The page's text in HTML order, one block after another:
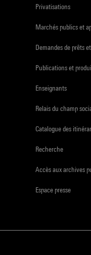
Privatisations
Marchés publics et
Demandes de prêts
Publications et
Enseignants
Relais du champ
Catalogue des
Recherche
Accès aux archives
Espace presse